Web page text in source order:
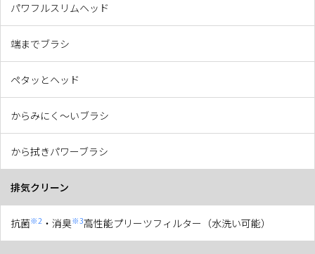
パワフルスリムヘッド
端までブラシ
ペタッとヘッド
からみにく～いブラシ
から拭きパワーブラシ
排気クリーン
抗菌※2 ・消臭※3高性能プリーツフィルター（水洗い可能）